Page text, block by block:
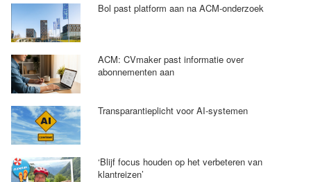
Bol past platform aan na ACM-onderzoek
ACM: CVmaker past informatie over
abonnementen aan
Transparantieplicht voor AI-systemen
‘Blijf focus houden op het verbeteren van
klantreizen’